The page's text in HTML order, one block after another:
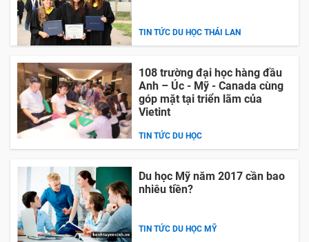
TIN TỨC DU HỌC THÁI LAN
108 trường đại học hàng đầu
Anh – Úc - Mỹ - Canada cùng
góp mặt tại triển lãm của
Vietint
TIN TỨC DU HỌC
Du học Mỹ năm 2017 cần bao
nhiêu tiền?
TIN TỨC DU HỌC MỸ